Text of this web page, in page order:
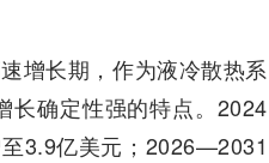
增长期，作为液冷散热系
长确定性强的特点。2024
3.9亿美元；2026—2031